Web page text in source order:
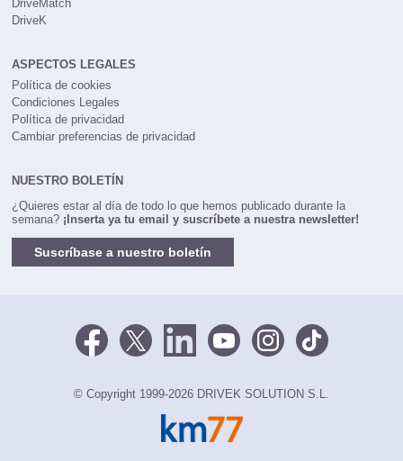
DriveMatch
DriveK
ASPECTOS LEGALES
Política de cookies
Condiciones Legales
Política de privacidad
Cambiar preferencias de privacidad
NUESTRO BOLETÍN
¿Quieres estar al día de todo lo que hemos publicado durante la
semana? ¡Inserta ya tu email y suscríbete a nuestra newsletter!
Suscríbase a nuestro boletín
© Copyright 1999-2026 DRIVEK SOLUTION S.L.